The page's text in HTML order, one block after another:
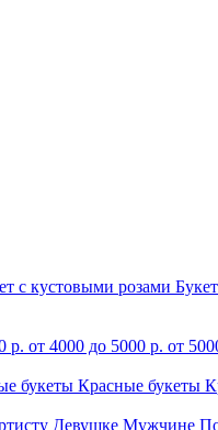
с кустовыми розами
р. от 4000 до 5000 р. от
букеты Красные букеты
Девушке Мужчине